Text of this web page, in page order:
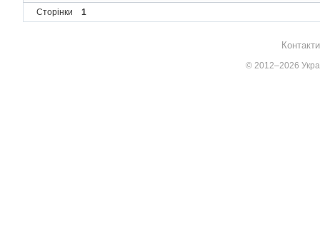
Сторінки 1
© 2012–2026